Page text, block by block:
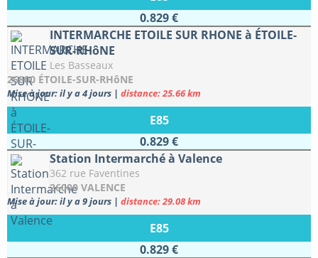
0.829 €
INTERMARCHE ETOILE SUR RHONE à ÉTOILE-
SUR-RHôNE
Les Basseaux
26800 ÉTOILE-SUR-RHôNE
Mise à jour: il y a 4 jours | distance: 25.66 km
E85
0.829 €
Station Intermarché à Valence
362 rue Faventines
26000 VALENCE
Mise à jour: il y a 9 jours | distance: 29.08 km
E85
0.829 €